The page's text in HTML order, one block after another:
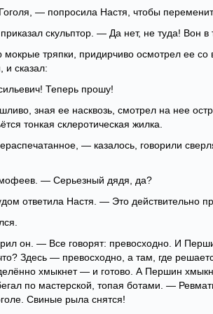
— попросила Настя, чтобы
скульптор. — Да нет, не туда! Вон в
тряпки, придирчиво осмотрел ее со
и сказал:
Теперь прошу!
зная ее насквозь, смотрел на нее
тонкая склеротическая жилка.
— казалось, говорили
— Серьезный дядя, да?
ответила Настя. — Это действительно
он. — Все говорят: превосходно. И
Здесь — превосходно, а там, где
хмыкнет — и готово. А Першин
по мастерской, топая ботами. —
Свиные рыла снятся!